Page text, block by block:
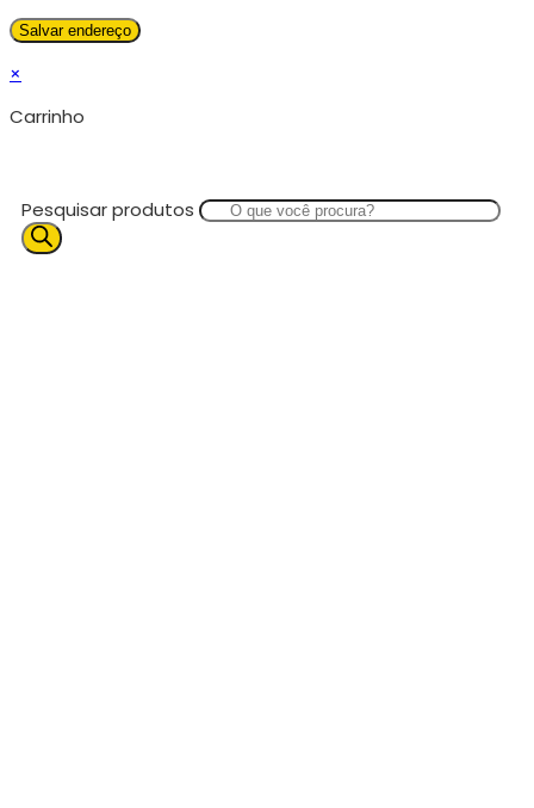
×
Carrinho
Pesquisar produtos